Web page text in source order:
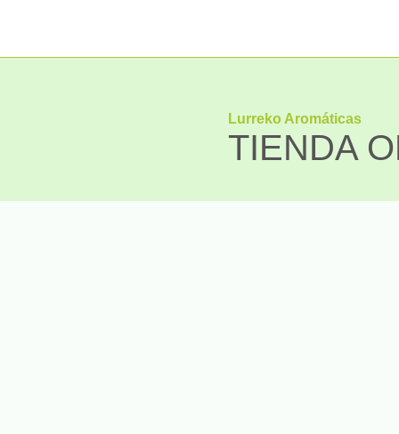
Lurreko Aromáticas
TIENDA